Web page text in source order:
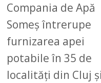
Compania de Apă
Someș întrerupe
furnizarea apei
potabile în 35 de
localități din Cluj și